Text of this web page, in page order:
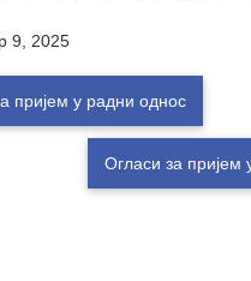
9, 2025
пријем у радни однос
Огласи за пријем